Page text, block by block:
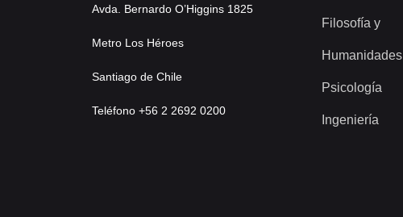
Avda. Bernardo O’Higgins 1825
Metro Los Héroes
Santiago de Chile
Teléfono +56 2 2692 0200
Filosofía y
Humanidades
Psicología
Ingeniería